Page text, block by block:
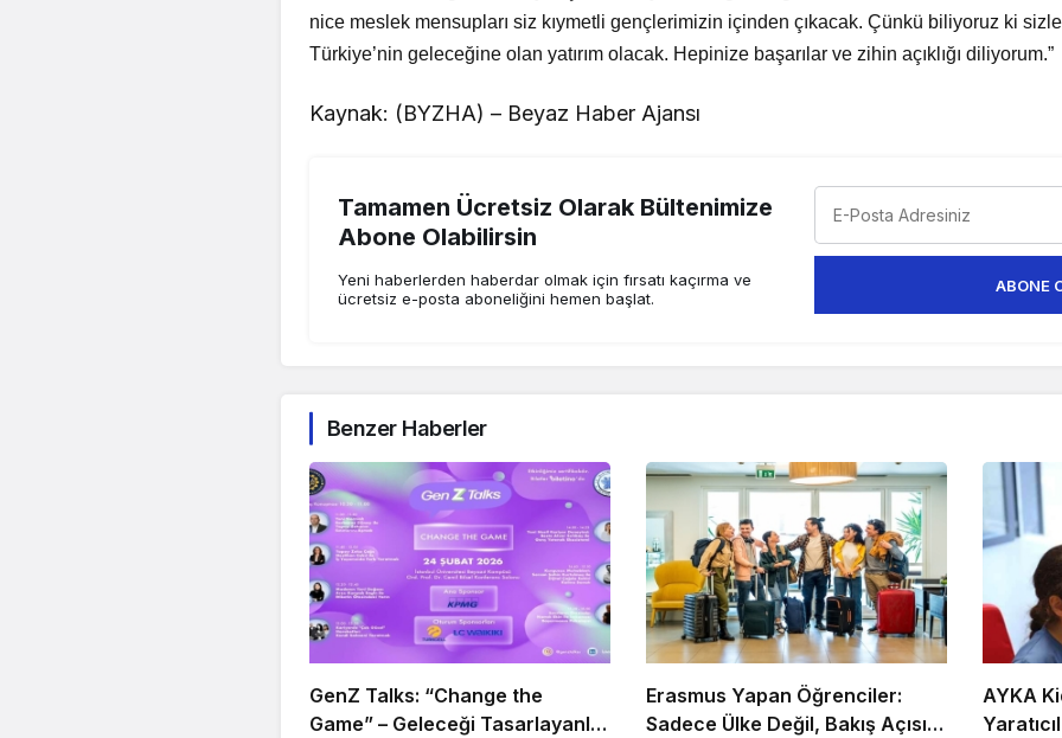
nice meslek mensupları siz kıymetli gençlerimizin içinden çıkacak. Çünkü biliyoruz ki
Türkiye’nin geleceğine olan yatırım olacak. Hepinize başarılar ve zihin açıklığı diliyorum.”
Kaynak: (BYZHA) – Beyaz Haber Ajansı
Tamamen Ücretsiz Olarak Bültenimize
Abone Olabilirsin
Yeni haberlerden haberdar olmak için fırsatı kaçırma ve
ücretsiz e-posta aboneliğini hemen başlat.
ABONE
Benzer Haberler
GenZ Talks: “Change the
Game” – Geleceği Tasarlayanlar
Erasmus Yapan Öğrenciler:
Sadece Ülke Değil, Bakış Açısı
AYKA